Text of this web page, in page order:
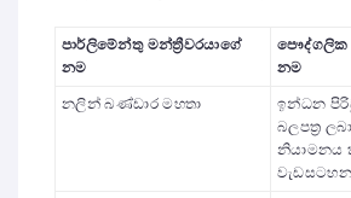
පාර්ලිමේන්තු මන්ත්‍රීවරයාගේ
නම
පෞද්ගලික
නම
නලින් බණ්ඩාර මහතා
ඉන්ධන
බලපත්‍ර
නියාමනය